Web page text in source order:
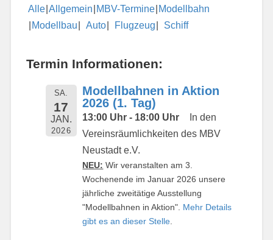
Alle Allgemein MBV-Termine Modellbahn
Modellbau
Auto Flugzeug Schiff
Termin Informationen:
SA.
17
JAN.
2026
Modellbahnen in Aktion
2026 (1. Tag)
13:00 Uhr - 18:00 Uhr
In den
Vereinsräumlichkeiten des MBV
Neustadt e.V.
NEU: Wir veranstalten am 3.
Wochenende im Januar 2026 unsere
jährliche zweitätige Ausstellung
"Modellbahnen in Aktion". Mehr Details
gibt es an dieser Stelle